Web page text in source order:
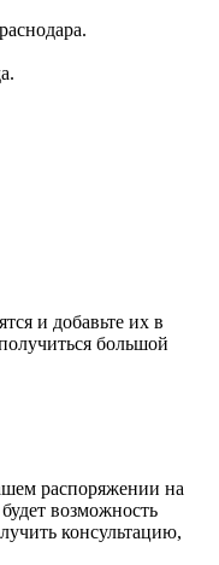
и добавьте их в
большой
распоряжении на
возможность
консультацию,